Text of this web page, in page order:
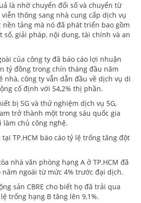
là nhờ chuyển đổi số và chuyển từ
thông sang nhà cung cấp dịch vụ
nền tảng mà nó đã phát triển bao gồm
số, giải pháp, nội dung, tài chính và an
của công ty đã báo cáo lợi nhuận
tỷ đồng trong chín tháng đầu năm
nhà, công ty vẫn dẫn đầu về dịch vụ di
cố định với 54,2% thị phần.
bị 5G và thử nghiệm dịch vụ 5G,
trở thành một trong sáu quốc gia
chủ công nghệ.
tại TP.HCM báo cáo tỷ lệ trống tăng đột
nhà văn phòng hạng A ở TP.HCM đã
năm ngoái từ mức 4% trước đại dịch.
sản CBRE cho biết họ đã trải qua
trống hạng B tăng lên 9,1%.